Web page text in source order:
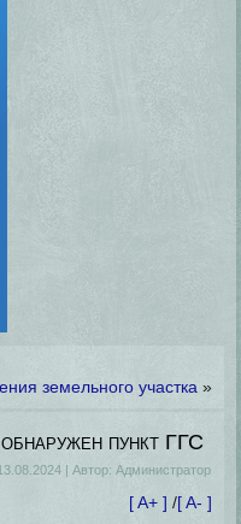
земельного участка »
пункт ГГС
| Автор: Администратор
[ A+ ] /[ A- ]